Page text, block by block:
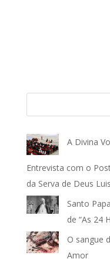
A Divina
Entrevista com o
da Serva de Deus
Santo
de “As 24
O sangue
Amor